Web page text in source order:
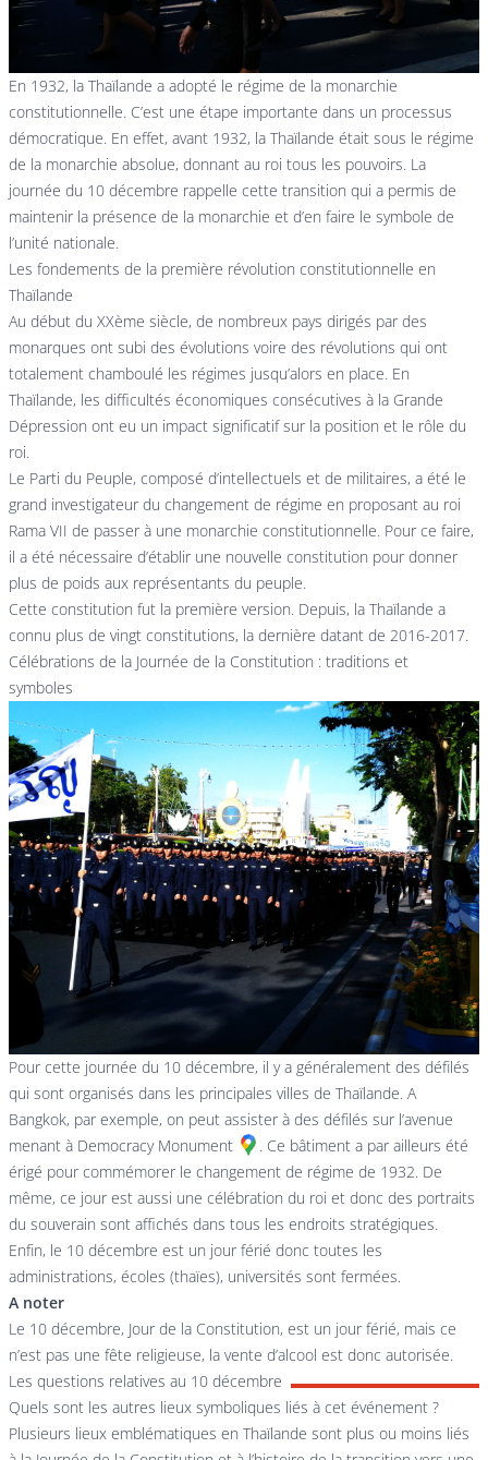
En 1932, la Thaïlande a adopté le régime de la monarchie
constitutionnelle. C’est une étape importante dans un processus
démocratique. En effet, avant 1932, la Thaïlande était sous le régime
de la monarchie absolue, donnant au roi tous les pouvoirs. La
journée du 10 décembre rappelle cette transition qui a permis de
maintenir la présence de la monarchie et d’en faire le symbole de
l’unité nationale.
Les fondements de la première révolution constitutionnelle en
Thaïlande
Au début du XXème siècle, de nombreux pays dirigés par des
monarques ont subi des évolutions voire des révolutions qui ont
totalement chamboulé les régimes jusqu’alors en place. En
Thaïlande, les difficultés économiques consécutives à la Grande
Dépression ont eu un impact significatif sur la position et le rôle du
roi.
Le Parti du Peuple, composé d’intellectuels et de militaires, a été le
grand investigateur du changement de régime en proposant au roi
Rama VII de passer à une monarchie constitutionnelle. Pour ce faire,
il a été nécessaire d’établir une nouvelle constitution pour donner
plus de poids aux représentants du peuple.
Cette constitution fut la première version. Depuis, la Thaïlande a
connu plus de vingt constitutions, la dernière datant de 2016-2017.
Célébrations de la Journée de la Constitution : traditions et
symboles
Pour cette journée du 10 décembre, il y a généralement des défilés
qui sont organisés dans les principales villes de Thaïlande. A
Bangkok, par exemple, on peut assister à des défilés sur l’avenue
menant à Democracy Monument
. Ce bâtiment a par ailleurs été
érigé pour commémorer le changement de régime de 1932. De
même, ce jour est aussi une célébration du roi et donc des portraits
du souverain sont affichés dans tous les endroits stratégiques.
Enfin, le 10 décembre est un jour férié donc toutes les
administrations, écoles (thaïes), universités sont fermées.
A noter
Le 10 décembre, Jour de la Constitution, est un jour férié, mais ce
n’est pas une fête religieuse, la vente d’alcool est donc autorisée.
Les questions relatives au 10 décembre
Quels sont les autres lieux symboliques liés à cet événement ?
Plusieurs lieux emblématiques en Thaïlande sont plus ou moins liés